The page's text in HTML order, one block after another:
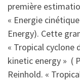
première
« Energie
Energy). Cette
« Tropical
kinetic energy » (
Reinhold. «